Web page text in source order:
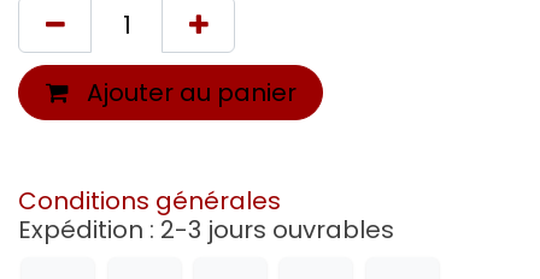
Ajouter au panier
Conditions générales
Expédition : 2-3 jours ouvrables